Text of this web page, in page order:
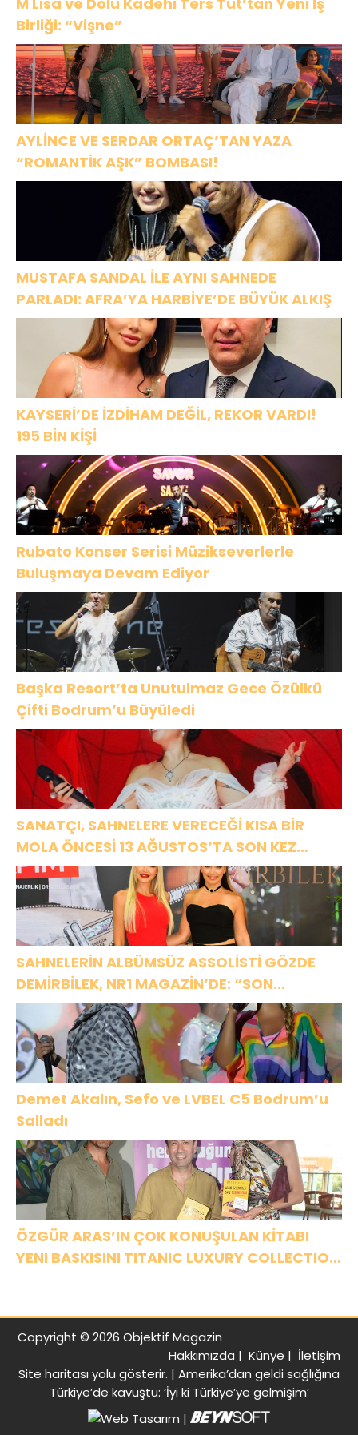
Birliği: “Vişne”
AYLİNCE VE SERDAR ORTAÇ’TAN YAZA
“ROMANTİK AŞK” BOMBASI!
MUSTAFA SANDAL İLE AYNI SAHNEDE
PARLADI: AFRA’YA HARBİYE’DE BÜYÜK ALKIŞ
KAYSERİ’DE İZDİHAM DEĞİL, REKOR VARDI!
195 BİN KİŞİ
Rubato Konser Serisi Müzikseverlerle
Buluşmaya Devam Ediyor
Başka Resort’ta Unutulmaz Gece Özülkü
Çifti Bodrum’u Büyüledi
SANATÇI, SAHNELERE VERECEĞİ KISA BİR
MOLA ÖNCESİ 13 AĞUSTOS’TA SON KEZ
HARBİYE’DE OLACAK!
SAHNELERİN ALBÜMSÜZ ASSOLİSTİ GÖZDE
DEMİRBİLEK, NR1 MAGAZİN’DE: “SON
ASSOLİST OLARAK VAR OLACAĞIM!”
Demet Akalın, Sefo ve LVBEL C5 Bodrum’u
Salladı
ÖZGÜR ARAS’IN ÇOK KONUŞULAN KİTABI
YENI BASKISINI TITANIC LUXURY COLLECTION
Copyright © 2026 Objektif Magazin
Hakkımızda | Künye | İletişim
Site haritası yolu gösterir. | Amerika’dan geldi sağlığına
Türkiye’de kavuştu: ‘İyi ki Türkiye’ye gelmişim’
|